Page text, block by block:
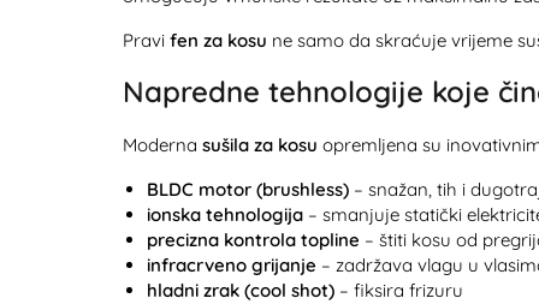
Pravi fen za kosu ne samo da skraćuje vrijeme
Napredne tehnologije koje
Moderna sušila za kosu opremljena su
BLDC motor (brushless) – snažan, tih i
ionska tehnologija – smanjuje statički
precizna kontrola topline – štiti kosu od
infracrveno grijanje – zadržava vlagu u
hladni zrak (cool shot) – fiksira frizuru